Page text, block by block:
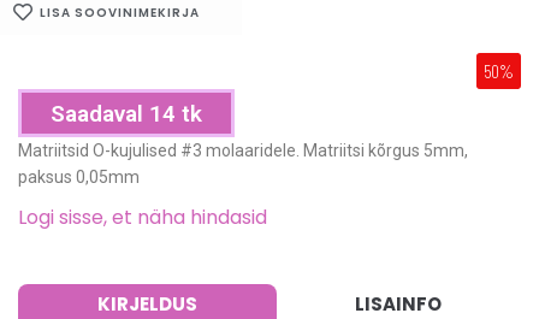
LISA SOOVINIMEKIRJA
50%
Saadaval 14 tk
Matriitsid O-kujulised #3 molaaridele. Matriitsi kõrgus 5mm,
paksus 0,05mm
Logi sisse, et näha hindasid
KIRJELDUS LISAINFO